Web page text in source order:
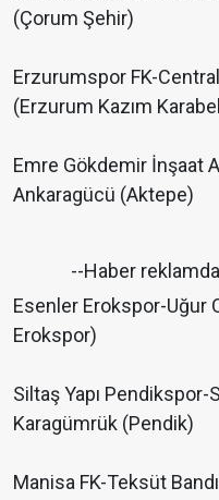
(Çorum Şehir)
Erzurumspor FK-
(Erzurum Kazım
Emre Gökdemir İnşaat
Ankaragücü (Aktepe)
--Haber
Esenler Erokspor-Uğur
Erokspor)
Siltaş Yapı
Karagümrük (Pendik)
Manisa FK-Teksüt